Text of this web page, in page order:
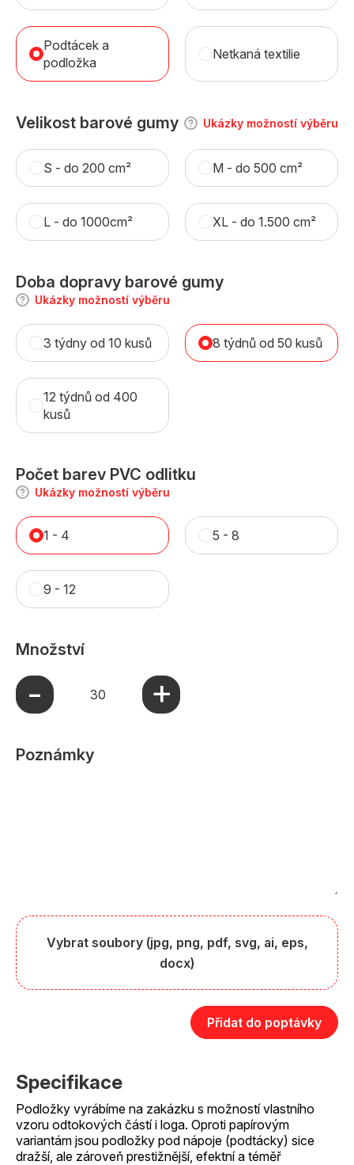
Podtácek a
podložka
Netkaná textilie
Velikost barové gumy Ukázky možností výběru
S - do 200 cm² M - do 500 cm²
L - do 1000cm² XL - do 1.500 cm²
Doba dopravy barové gumy
Ukázky možností výběru
3 týdny od 10 kusů 8 týdnů od 50 kusů
12 týdnů od 400
kusů
Počet barev PVC odlitku
Ukázky možností výběru
1 - 4 5 - 8
9 - 12
Množství
- +
Poznámky
Vybrat soubory (jpg, png, pdf, svg, ai, eps,
docx)
Přidat do poptávky
Specifikace
Podložky vyrábíme na zakázku s možností vlastního
vzoru odtokových částí i loga. Oproti papírovým
variantám jsou podložky pod nápoje (podtácky) sice
dražší, ale zároveň prestižnější, efektní a téměř